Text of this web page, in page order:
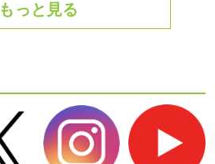
もっと見る